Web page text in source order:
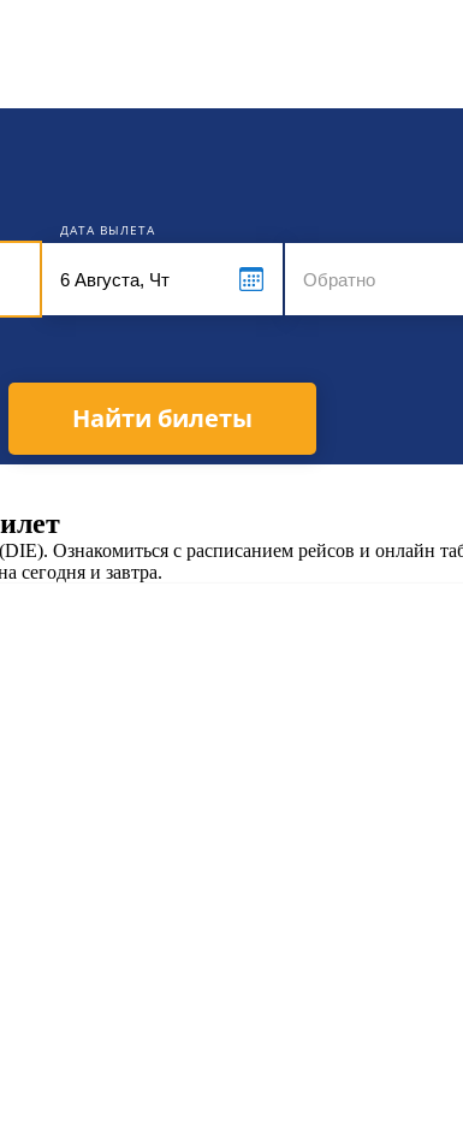
ДАТА ВЫЛЕТА
Найти билеты
Ознакомиться с расписанием рейсов и онлайн
сегодня и завтра.